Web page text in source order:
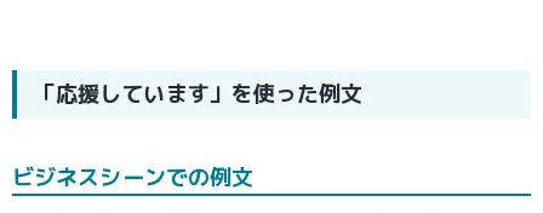
「応援しています」を使った例文
ビジネスシーンでの例文